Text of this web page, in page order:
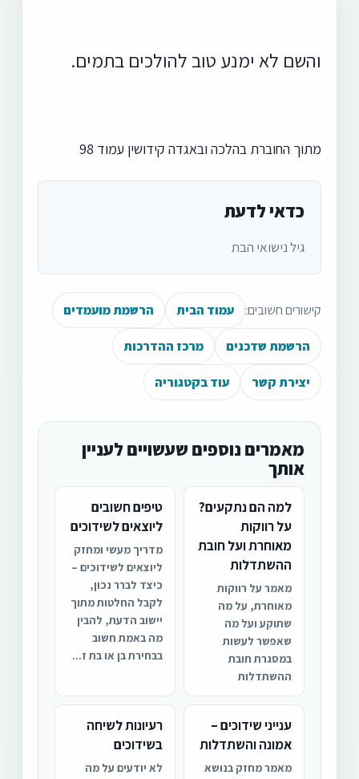
והשם לא ימנע טוב להולכים בתמים.
מתוך החוברת בהלכה ובאגדה קידושין עמוד 98
כדאי לדעת
גיל נישואי הבת
קישורים חשובים: עמוד הבית הרשמת מועמדים
הרשמת שדכנים מרכז ההדרכות
יצירת קשר עוד בקטגוריה
מאמרים נוספים שעשויים לעניין
אותך
למה הם נתקעים?
על רווקות
מאוחרת ועל חובת
ההשתדלות
מאמר על רווקות
מאוחרת, על מה
שתוקע ועל מה
שאפשר לעשות
במסגרת חובת
ההשתדלות
טיפים חשובים
ליוצאים לשידוכים
מדריך מעשי ומחזק
ליוצאים לשידוכים –
כיצד לברר נכון,
לקבל החלטות מתוך
יישוב הדעת, להבין
מה באמת חשוב
בבחירת בן או בת ז...
ענייני שידוכים –
אמונה והשתדלות
מאמר מחזק בנושא
רעיונות לשיחה
בשידוכים
לא יודעים על מה